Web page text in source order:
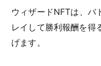
ウィザードNFTは、バ
レイして勝利報酬を得
げます。